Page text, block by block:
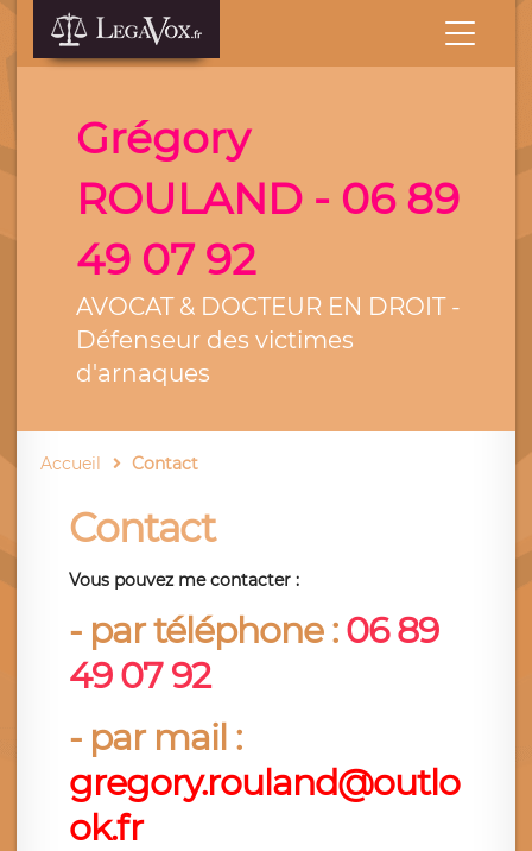
Grégory
ROULAND - 06 89
49 07 92
AVOCAT & DOCTEUR EN DROIT -
Défenseur des victimes
d'arnaques
Accueil Contact
Contact
Vous pouvez me contacter :
- par téléphone :06 89
49 07 92
- par mail :
gregory.rouland@outlo
ok.fr